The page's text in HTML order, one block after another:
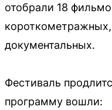
отобрали 18
документальных.
Фестиваль
программу вошли: